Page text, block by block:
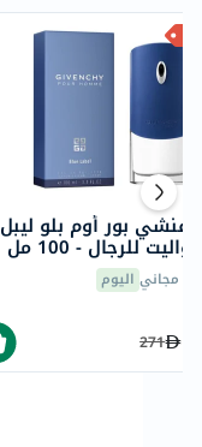
بور أوم بلو ليبل
للرجال - 100 مل
مجاني اليوم
271